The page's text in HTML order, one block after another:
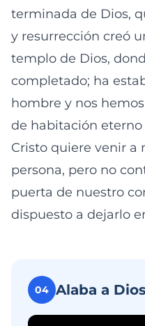
terminada de Dios,
y resurrección creó
templo de Dios,
completado; ha
hombre y nos
de habitación eterno
Cristo quiere venir a
persona, pero no
puerta de nuestro
dispuesto a dejarlo
04 Alaba a Dios